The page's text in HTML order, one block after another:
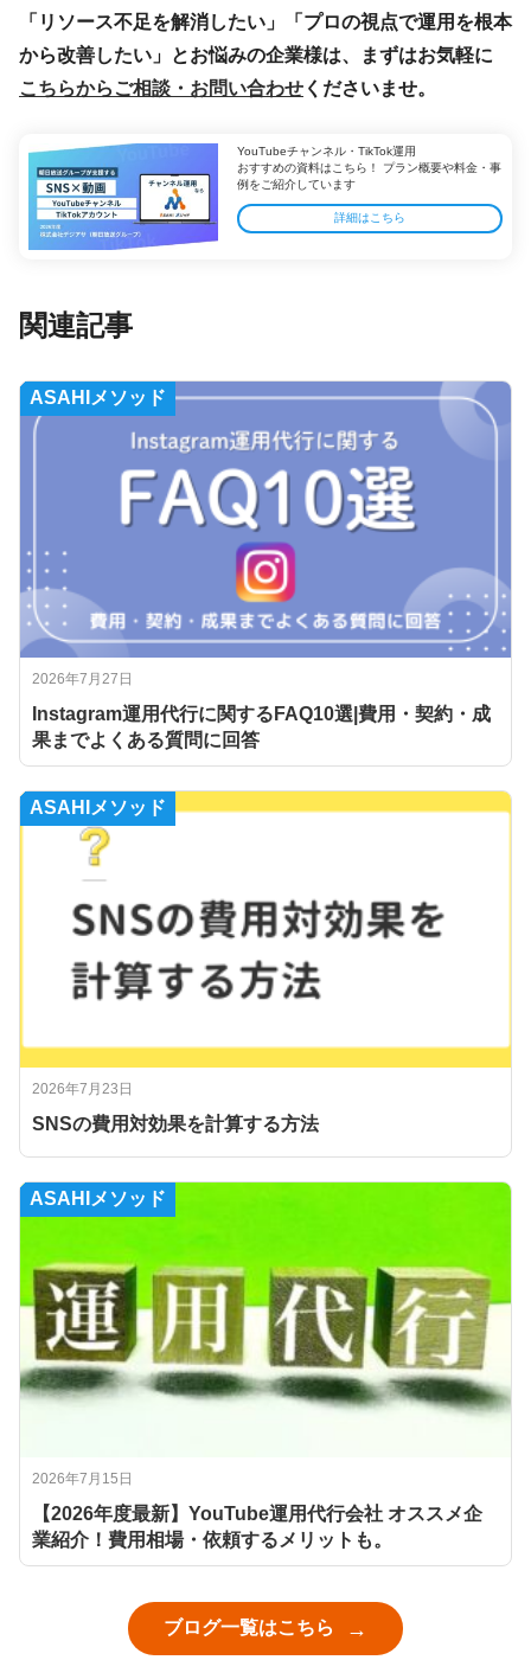
「リソース不足を解消したい」「プロの視点で運用を根本
から改善したい」とお悩みの企業様は、まずはお気軽に
こちらからご相談・お問い合わせ くださいませ。
YouTubeチャンネル・TikTok運用
おすすめの資料はこちら！ プラン概要や料金・事
例をご紹介しています
詳細はこちら
関連記事
ASAHIメソッド
2026年7月27日
Instagram運用代行に関するFAQ10選|費用・契約・成
果までよくある質問に回答
ASAHIメソッド
2026年7月23日
SNSの費用対効果を計算する方法
ASAHIメソッド
2026年7月15日
【2026年度最新】YouTube運用代行会社 オススメ企
業紹介！費用相場・依頼するメリットも。
ブログ一覧はこちら